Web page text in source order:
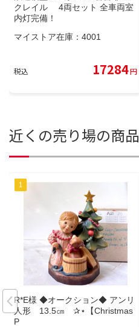
クレイル 4両セット 全車両室
内灯完備！
マイストア在庫： 4001
税込 17284円
近くの売り場の商品
R*E様 ◆オークション◆ アンリ
人形 13.5㎝ ✰⋆【Christmas
P